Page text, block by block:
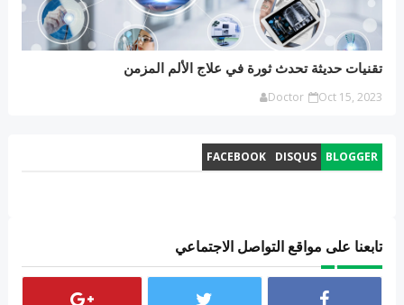
تقنيات حديثة تحدث ثورة في علاج الألم المزمن
Doctor Oct 15, 2023
BLOGGER
DISQUS
FACEBOOK
تابعنا على مواقع التواصل الاجتماعي